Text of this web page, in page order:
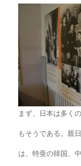
まず、日本は多く
もそうである。親
は、特亜の韓国、